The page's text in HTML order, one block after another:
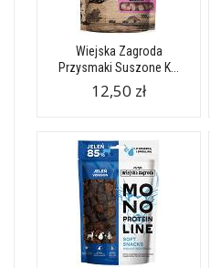
Wiejska Zagroda
Przysmaki Suszone K...
12,50 zł